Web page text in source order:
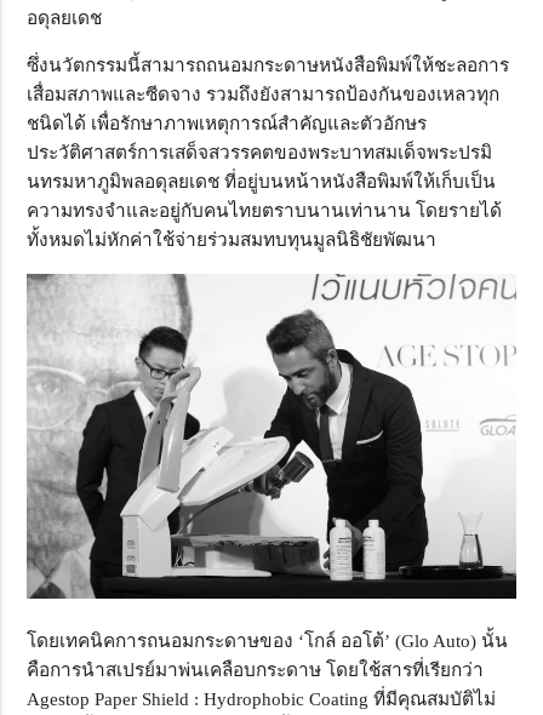
อดุลยเดช
ซึ่งนวัตกรรมนี้สามารถถนอมกระดาษหนังสือพิมพ์ให้ชะลอการ
เสื่อมสภาพและซีดจาง รวมถึงยังสามารถป้องกันของเหลวทุก
ชนิดได้ เพื่อรักษาภาพเหตุการณ์สำคัญและตัวอักษร
ประวัติศาสตร์การเสด็จสวรรคตของพระบาทสมเด็จพระปรมิ
นทรมหาภูมิพลอดุลยเดช ที่อยู่บนหน้าหนังสือพิมพ์ให้เก็บเป็น
ความทรงจำและอยู่กับคนไทยตราบนานเท่านาน โดยรายได้
ทั้งหมดไม่หักค่าใช้จ่ายร่วมสมทบทุนมูลนิธิชัยพัฒนา
โดยเทคนิคการถนอมกระดาษของ ‘โกล์ ออโต้’ (Glo Auto) นั้น
คือการนำสเปรย์มาพ่นเคลือบกระดาษ โดยใช้สารที่เรียกว่า
Agestop Paper Shield : Hydrophobic Coating ที่มีคุณสมบัติไม่